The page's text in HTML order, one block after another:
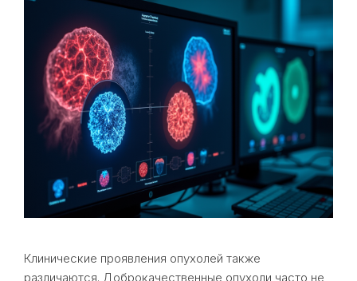
Клинические проявления опухолей также
различаются. Доброкачественные опухоли часто не